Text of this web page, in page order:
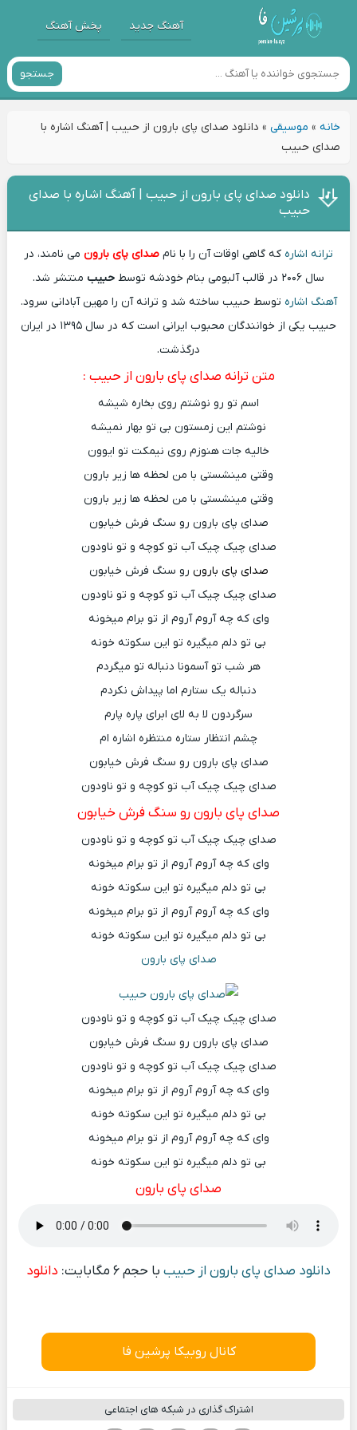
آهنگ جدید پخش آهنگ
جستجو
خانه» موسیقی» دانلود صدای پای بارون از حبیب | آهنگ اشاره با
صدای حبیب
دانلود صدای پای بارون از حبیب | آهنگ اشاره با صدای
حبیب
ترانه اشاره که گاهی اوقات آن را با نام صدای پای بارون می نامند، در
سال ۲۰۰۶ در قالب آلبومی بنام خودشه توسط
حبیب منتشر شد.
آهنگ اشاره توسط حبیب ساخته شد و ترانه آن را مهین آبادانی سرود.
حبیب یکی از خوانندگان محبوب ایرانی است که در سال ۱۳۹۵ در ایران
درگذشت.
متن ترانه صدای پای بارون از حبیب :
اسم تو رو نوشتم روی بخاره شیشه
نوشتم این زمستون بی تو بهار نمیشه
خالیه جات هنوزم روی نیمکت تو ایوون
وقتی مینشستی با من لحظه ها زیر بارون
وقتی مینشستی با من لحظه ها زیر بارون
صدای پای بارون رو سنگ فرش خیابون
صدای چیک چیک آب تو کوچه و تو ناودون
صدای پای بارون رو سنگ فرش خیابون
صدای چیک چیک آب تو کوچه و تو ناودون
وای که چه آروم آروم از تو برام میخونه
بی تو دلم میگیره تو این سکوته خونه
هر شب تو آسمونا دنباله تو میگردم
دنباله یک ستارم اما پیداش نکردم
سرگردون لا به لای ابرای پاره پارم
چشم انتظار ستاره منتظره اشاره ام
صدای پای بارون رو سنگ فرش خیابون
صدای چیک چیک آب تو کوچه و تو ناودون
صدای پای بارون رو سنگ فرش خیابون
صدای چیک چیک آب تو کوچه و تو ناودون
وای که چه آروم آروم از تو برام میخونه
بی تو دلم میگیره تو این سکوته خونه
وای که چه آروم آروم از تو برام میخونه
بی تو دلم میگیره تو این سکوته خونه
صدای پای بارون
صدای چیک چیک آب تو کوچه و تو ناودون
صدای پای بارون رو سنگ فرش خیابون
صدای چیک چیک آب تو کوچه و تو ناودون
وای که چه آروم آروم از تو برام میخونه
بی تو دلم میگیره تو این سکوته خونه
وای که چه آروم آروم از تو برام میخونه
بی تو دلم میگیره تو این سکوته خونه
صدای پای بارون
دانلود صدای پای بارون از حبیب با حجم ۶ مگابایت: دانلود
کانال روبیکا پرشین فا
اشتراک گذاری در شبکه های اجتماعی